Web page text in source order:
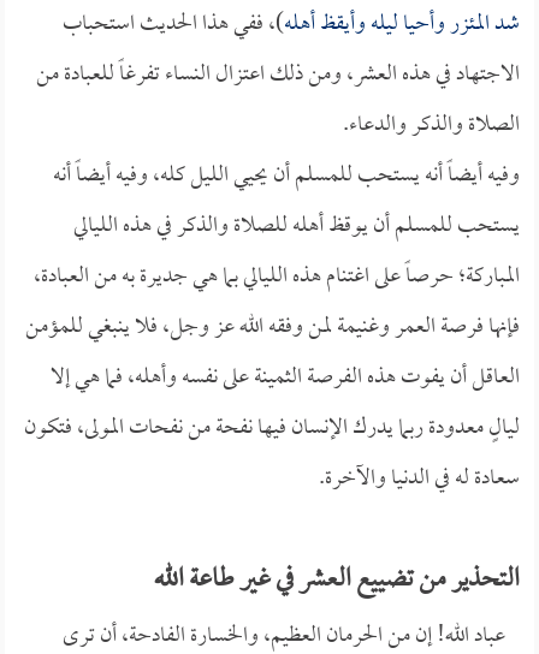
شد المئزر وأحيا ليله وأيقظ أهله)، ففي هذا الحديث استحباب
الاجتهاد في هذه العشر، ومن ذلك اعتزال النساء تفرغاً للعبادة من
الصلاة والذكر والدعاء.
وفيه أيضاً أنه يستحب للمسلم أن يحيي الليل كله، وفيه أيضاً أنه
يستحب للمسلم أن يوقظ أهله للصلاة والذكر في هذه الليالي
المباركة؛ حرصاً على اغتنام هذه الليالي بما هي جديرة به من العبادة،
فإنها فرصة العمر وغنيمة لمن وفقه الله عز وجل، فلا ينبغي للمؤمن
العاقل أن يفوت هذه الفرصة الثمينة على نفسه وأهله، فما هي إلا
ليالٍ معدودة ربما يدرك الإنسان فيها نفحة من نفحات المولى، فتكون
سعادة له في الدنيا والآخرة.
التحذير من تضييع العشر في غير طاعة الله
عباد الله! إن من الحرمان العظيم، والخسارة الفادحة، أن ترى